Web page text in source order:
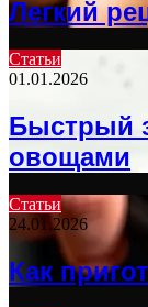
Легкий
Статьи
01.01.2026
Быстрый
овощами
Статьи
24.01.2026
Как